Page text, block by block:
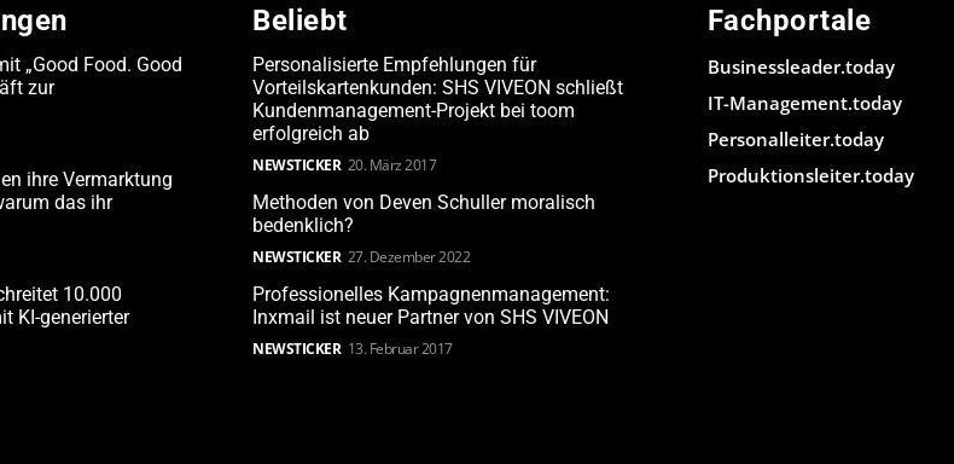
„Good Food. Good
zur
ihre Vermarktung
das ihr
10.000
KI-generierter
Beliebt
Personalisierte Empfehlungen für
Vorteilskartenkunden: SHS VIVEON schließt
Kundenmanagement-Projekt bei toom
erfolgreich ab
NEWSTICKER 20. März 2017
Methoden von Deven Schuller moralisch
bedenklich?
NEWSTICKER 27. Dezember 2022
Professionelles Kampagnenmanagement:
Inxmail ist neuer Partner von SHS VIVEON
NEWSTICKER 13. Februar 2017
Fachportale
Businessleader.today
IT-Management.today
Personalleiter.today
Produktionsleiter.today